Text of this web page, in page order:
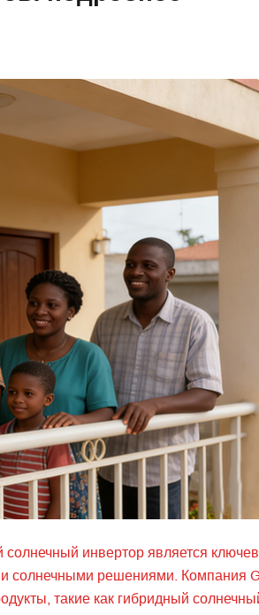
инвертор является
солнечными решениями. Компания
такие как гибридный